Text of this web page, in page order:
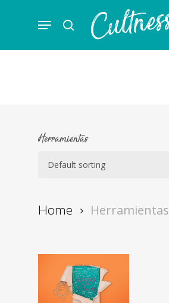
content
search
Menu
Herramientas
Home Herramientas